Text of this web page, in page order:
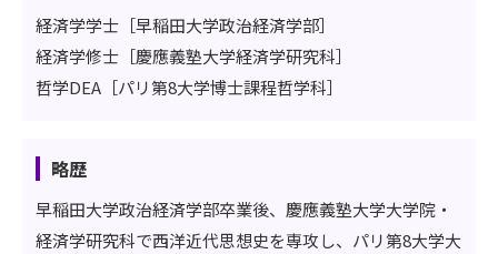
経済学学士［早稲田大学政治経済学部］
経済学修士［慶應義塾大学経済学研究科］
哲学DEA［パリ第8大学博士課程哲学科］
略歴
早稲田大学政治経済学部卒業後、慶應義塾大学大学院・
経済学研究科で西洋近代思想史を専攻し、パリ第8大学大